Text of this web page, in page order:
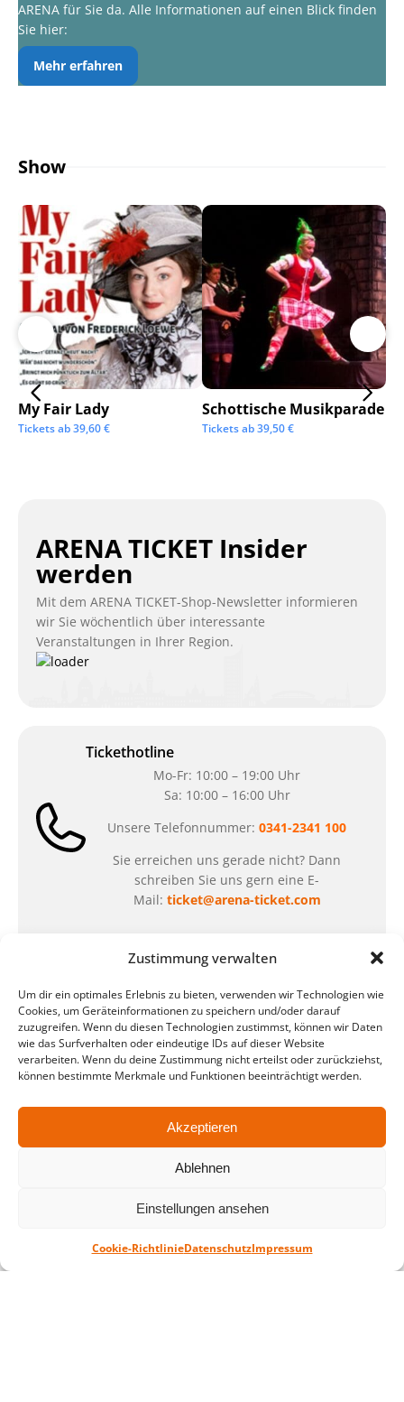
Zustimmung verwalten
Um dir ein optimales Erlebnis zu bieten, verwenden wir Technologien wie
Cookies, um Geräteinformationen zu speichern und/oder darauf
zuzugreifen. Wenn du diesen Technologien zustimmst, können wir Daten
wie das Surfverhalten oder eindeutige IDs auf dieser Website
verarbeiten. Wenn du deine Zustimmung nicht erteilst oder zurückziehst,
können bestimmte Merkmale und Funktionen beeinträchtigt werden.
Akzeptieren
Ablehnen
Einstellungen ansehen
Cookie-RichtlinieDatenschutzImpressum
ARENA für Sie da. Alle Informationen auf einen Blick finden
Sie hier:
Mehr erfahren
Show
My Fair Lady
Tickets ab39,60€
Schottische Musikparade
Tickets ab39,50€
ARENA TICKET Insider
werden
Mit dem ARENA TICKET-Shop-Newsletter informieren
wir Sie wöchentlich über interessante
Veranstaltungen in Ihrer Region.
Tickethotline
Mo-Fr: 10:00 – 19:00 Uhr
Sa: 10:00 – 16:00 Uhr
Unsere Telefonnummer: 0341-2341 100
Sie erreichen uns gerade nicht? Dann
schreiben Sie uns gern eine E-
Mail: ticket@arena-ticket.com
Kassenöffnungszeiten
in der Zeit vom 06.07. – 07.08.2026
Montag – Freitag: 10-18 Uhr Samstag:
geschlossen
QUARTERBACK Immobilien ARENA
Am Sportforum 2, 04105 Leipzig
Sie erreichen uns mit dem Öffentlichen
Haltestelle Waldplatz/Arena. Kostenfreies